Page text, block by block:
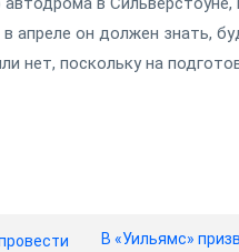
апреле он должен знать,
нет, поскольку на
В «Уильямс»